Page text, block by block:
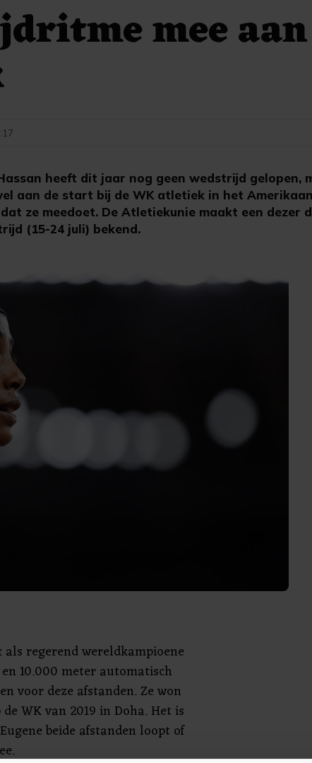
mee
heeft dit jaar nog geen wedstrijd gelopen,
aan de start bij de WK atletiek in het
ze meedoet. De Atletiekunie maakt een dezer
(15-24 juli) bekend.
als regerend wereldkampioene
10.000 meter automatisch
voor deze afstanden. Ze won
WK van 2019 in Doha. Het is
beide afstanden loopt of